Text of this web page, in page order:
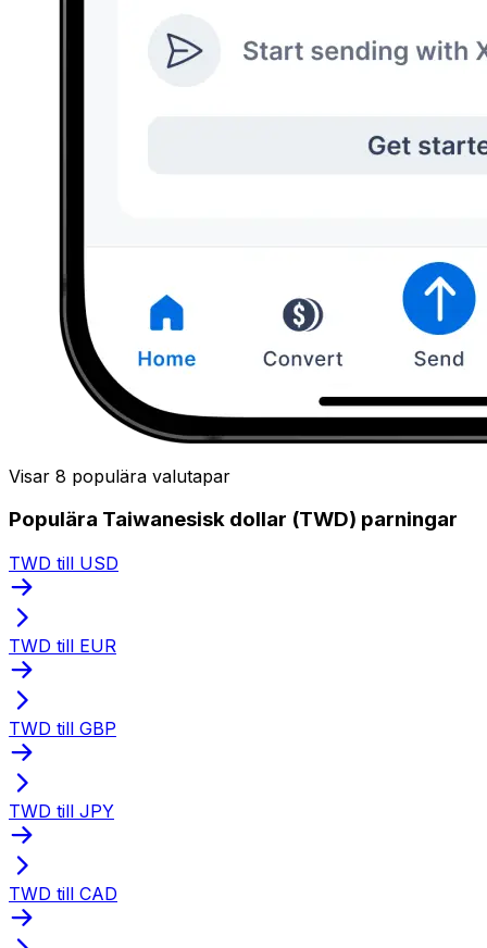
Visar 8 populära valutapar
Populära Taiwanesisk dollar (TWD) parningar
TWD till USD
TWD till EUR
TWD till GBP
TWD till JPY
TWD till CAD